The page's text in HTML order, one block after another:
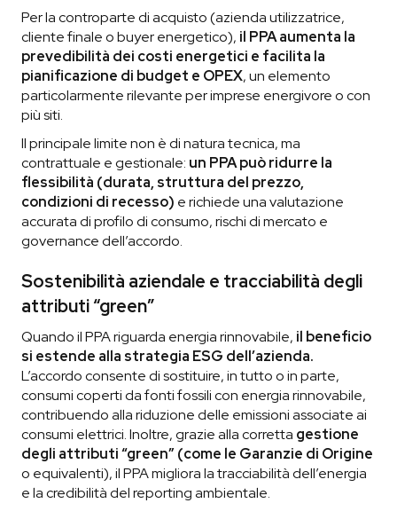
Per la controparte di acquisto (azienda utilizzatrice,
cliente finale o buyer energetico), il PPA aumenta la
prevedibilità dei costi energetici e facilita la
pianificazione di budget e OPEX, un elemento
particolarmente rilevante per imprese energivore o con
più siti.
Il principale limite non è di natura tecnica, ma
contrattuale e gestionale: un PPA può ridurre la
flessibilità (durata, struttura del prezzo,
condizioni di recesso) e richiede una valutazione
accurata di profilo di consumo, rischi di mercato e
governance dell’accordo.
Sostenibilità aziendale e tracciabilità degli
attributi “green”
Quando il PPA riguarda energia rinnovabile, il beneficio
si estende alla strategia ESG dell’azienda.
L’accordo consente di sostituire, in tutto o in parte,
consumi coperti da fonti fossili con energia rinnovabile,
contribuendo alla riduzione delle emissioni associate ai
consumi elettrici. Inoltre, grazie alla corretta gestione
degli attributi “green” (come le Garanzie di Origine
o equivalenti), il PPA migliora la tracciabilità dell’energia
e la credibilità del reporting ambientale.